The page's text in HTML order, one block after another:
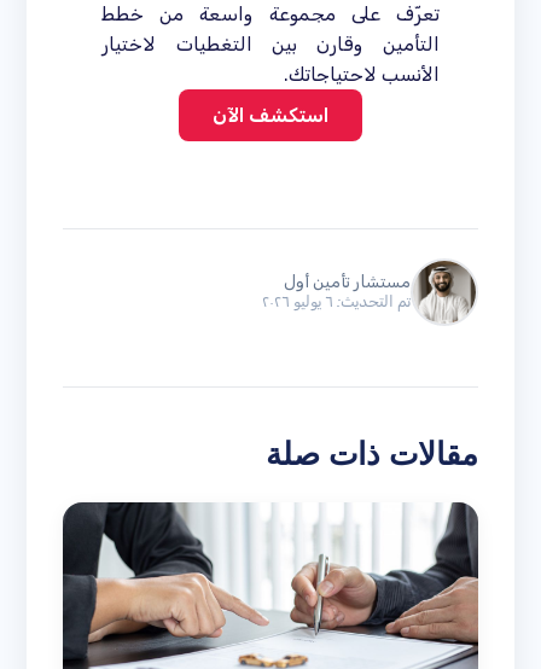
تعرّف على مجموعة واسعة من خطط
التأمين وقارن بين التغطيات لاختيار
الأنسب لاحتياجاتك.
استكشف الآن
مستشار تأمين أول
تم التحديث: ٦ يوليو ٢٠٢٦
مقالات ذات صلة